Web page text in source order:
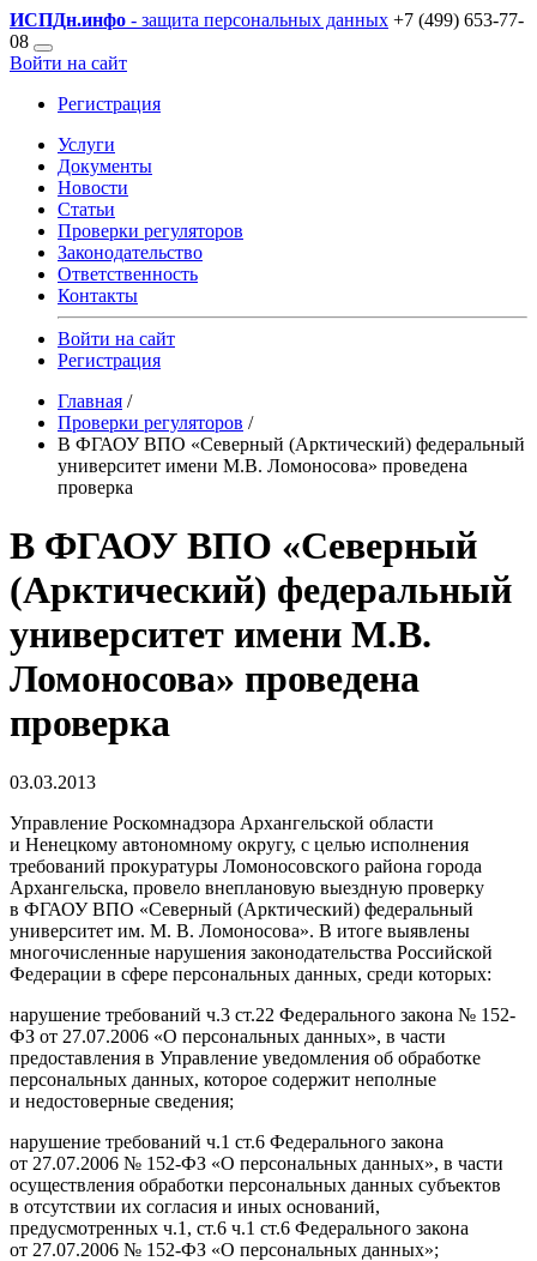
ИСПДн.инфо - защита персональных данных +7 (499) 653-77-
08
Войти на сайт
Регистрация
Услуги
Документы
Новости
Статьи
Проверки регуляторов
Законодательство
Ответственность
Контакты
Войти на сайт
Регистрация
Главная /
Проверки регуляторов /
В ФГАОУ ВПО «Северный (Арктический) федеральный
университет имени М.В. Ломоносова» проведена
проверка
В ФГАОУ ВПО «Северный
(Арктический) федеральный
университет имени М.В.
Ломоносова» проведена
проверка
03.03.2013
Управление Роскомнадзора Архангельской области
и Ненецкому автономному округу, с целью исполнения
требований прокуратуры Ломоносовского района города
Архангельска, провело внеплановую выездную проверку
в ФГАОУ ВПО «Северный (Арктический) федеральный
университет им. М. В. Ломоносова». В итоге выявлены
многочисленные нарушения законодательства Российской
Федерации в сфере персональных данных, среди которых:
нарушение требований ч.3 ст.22 Федерального закона № 152-
ФЗ от 27.07.2006 «О персональных данных», в части
предоставления в Управление уведомления об обработке
персональных данных, которое содержит неполные
и недостоверные сведения;
нарушение требований ч.1 ст.6 Федерального закона
от 27.07.2006 № 152-ФЗ «О персональных данных», в части
осуществления обработки персональных данных субъектов
в отсутствии их согласия и иных оснований,
предусмотренных ч.1, ст.6 ч.1 ст.6 Федерального закона
от 27.07.2006 № 152-ФЗ «О персональных данных»;